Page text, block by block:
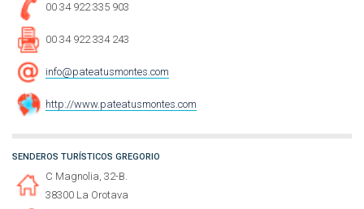
00 34 922 335 903
00 34 922 334 243
info@pateatusmontes.com
http://www.pateatusmontes.com
SENDEROS TURÍSTICOS GREGORIO
C Magnolia, 32-B.
38300 La Orotava